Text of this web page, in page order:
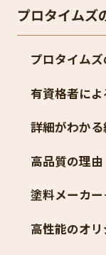
プロタイムズ
プロタイム
有資格者に
詳細がわか
高品質の理由
塗料メーカ
高性能のオ